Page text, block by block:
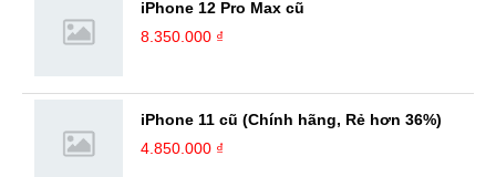
iPhone 12 Pro Max cũ
8.350.000 ₫
iPhone 11 cũ (Chính hãng, Rẻ hơn 36%)
4.850.000 ₫